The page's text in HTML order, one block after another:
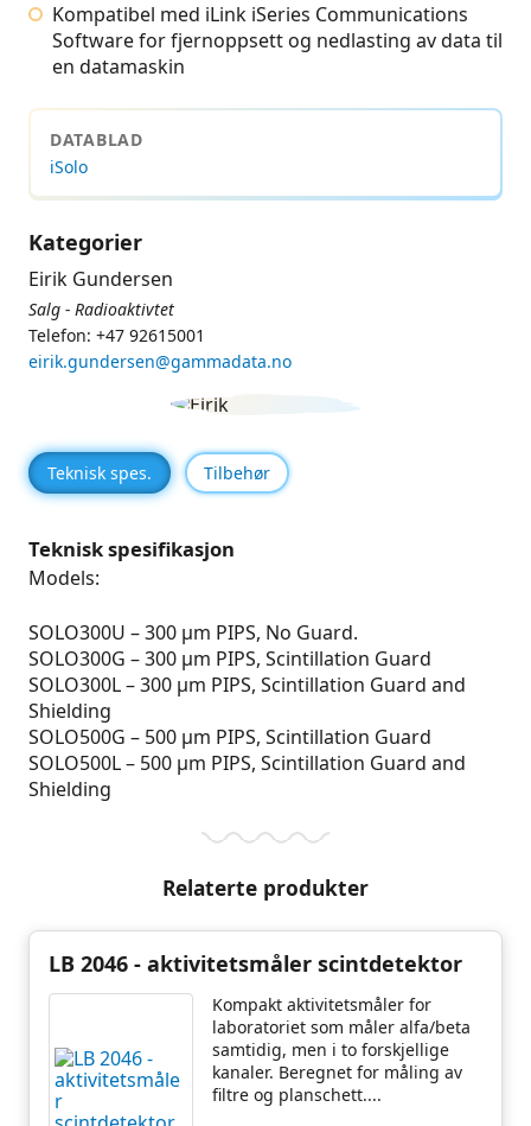
Kompatibel med iLink iSeries Communications
Software for fjernoppsett og nedlasting av data til
en datamaskin
DATABLAD
iSolo
Kategorier
Eirik Gundersen
Salg - Radioaktivtet
Telefon: +47 92615001
eirik.gundersen@gammadata.no
Teknisk spes. Tilbehør
Teknisk spesifikasjon
Models:
SOLO300U – 300 µm PIPS, No Guard.
SOLO300G – 300 µm PIPS, Scintillation Guard
SOLO300L – 300 µm PIPS, Scintillation Guard and
Shielding
SOLO500G – 500 µm PIPS, Scintillation Guard
SOLO500L – 500 µm PIPS, Scintillation Guard and
Shielding
Relaterte produkter
LB 2046 - aktivitetsmåler scintdetektor
Kompakt aktivitetsmåler for
laboratoriet som måler alfa/beta
samtidig, men i to forskjellige
kanaler. Beregnet for måling av
filtre og planschett....